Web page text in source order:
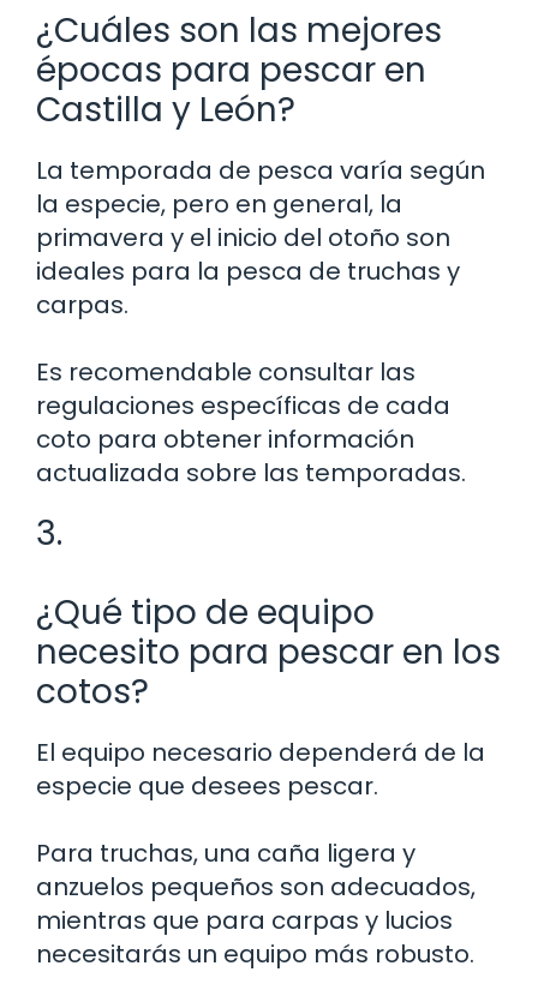
¿Cuáles son las mejores
épocas para pescar en
Castilla y León?
La temporada de pesca varía según
la especie, pero en general, la
primavera y el inicio del otoño son
ideales para la pesca de truchas y
carpas.
Es recomendable consultar las
regulaciones específicas de cada
coto para obtener información
actualizada sobre las temporadas.
3.
¿Qué tipo de equipo
necesito para pescar en los
cotos?
El equipo necesario dependerá de la
especie que desees pescar.
Para truchas, una caña ligera y
anzuelos pequeños son adecuados,
mientras que para carpas y lucios
necesitarás un equipo más robusto.